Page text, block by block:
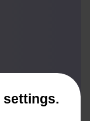
settings.